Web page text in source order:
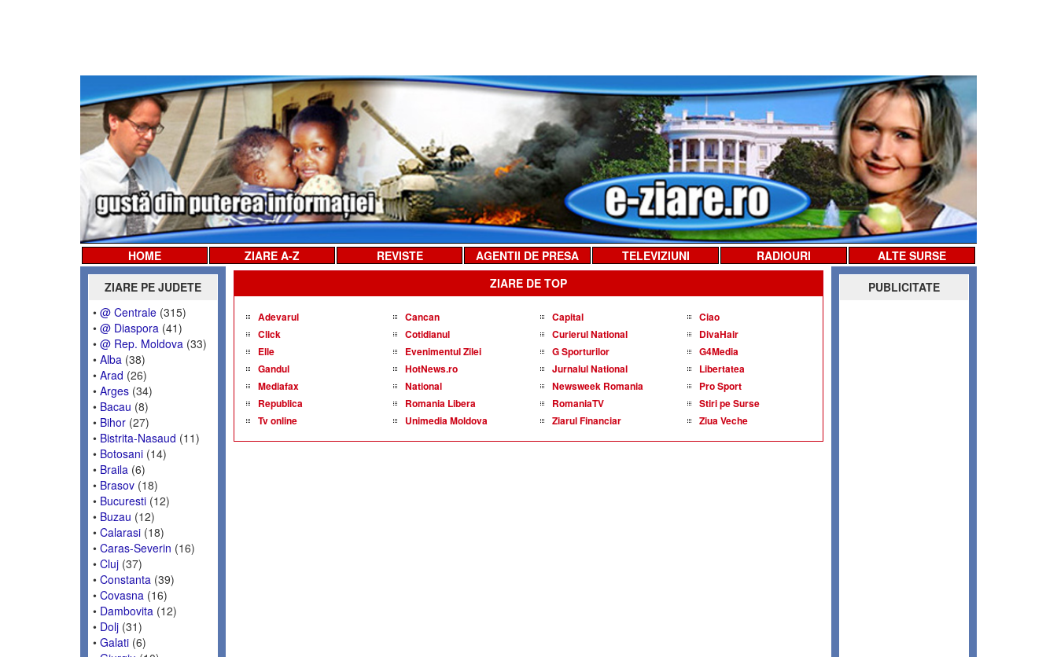
HOME ZIARE A-Z REVISTE AGENTII DE PRESA TELEVIZIUNI RADIOURI
ALTE SURSE
ZIARE PE JUDETE
• @ Centrale (315)
• @ Diaspora (41)
• @ Rep. Moldova (33)
• Alba (38)
• Arad (26)
• Arges (34)
• Bacau (8)
• Bihor (27)
• Bistrita-Nasaud (11)
• Botosani (14)
• Braila (6)
• Brasov (18)
• Bucuresti (12)
• Buzau (12)
• Calarasi (18)
• Caras-Severin (16)
• Cluj (37)
• Constanta (39)
• Covasna (16)
• Dambovita (12)
• Dolj (31)
• Galati (6)
ZIARE DE TOP
Adevarul Cancan Capital
Ciao
Click
Cotidianul Curierul National
DivaHair
Elle
Evenimentul Zilei G Sporturilor
G4Media
Gandul
HotNews.ro Jurnalul National
Libertatea
Mediafax
National Newsweek Romania
Pro Sport
Republica
Romania Libera RomaniaTV
Stiri pe Surse
Tv online
Unimedia Moldova Ziarul Financiar Ziua Veche
PUBLICITATE